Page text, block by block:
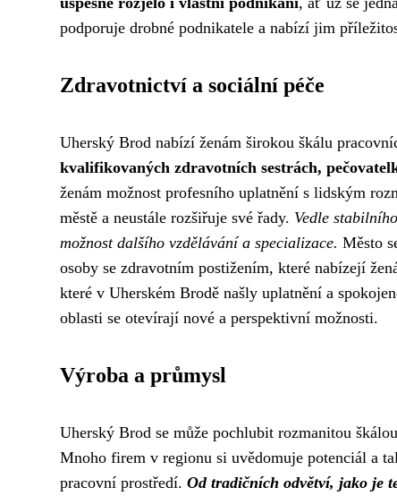
podporuje drobné podnikatele a nabízí jim
Zdravotnictví a sociální péče
Uherský Brod nabízí ženám širokou škálu
kvalifikovaných zdravotních sestrách,
ženám možnost profesního uplatnění s lidským
městě a neustále rozšiřuje své řady. Vedle
možnost dalšího vzdělávání a specializace. Město
osoby se zdravotním postižením, které nabízejí
které v Uherském Brodě našly uplatnění a
oblasti se otevírají nové a perspektivní možnosti.
Výroba a průmysl
Uherský Brod se může pochlubit rozmanitou
Mnoho firem v regionu si uvědomuje potenciál a
pracovní prostředí. Od tradičních odvětví, jako je